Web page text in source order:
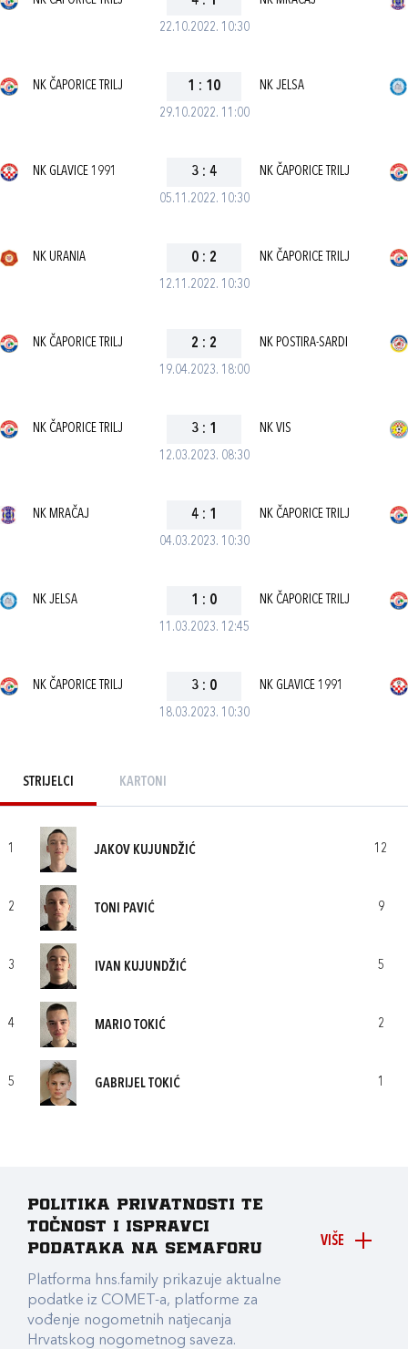
22.10.2022. 10:30
29.10.2022. 11:00
NK ČAPORICE TRILJ 1 : 10 NK JELSA
05.11.2022. 10:30
NK GLAVICE 1991 3 : 4 NK ČAPORICE TRILJ
12.11.2022. 10:30
NK URANIA 0 : 2 NK ČAPORICE TRILJ
19.04.2023. 18:00
NK ČAPORICE TRILJ 2 : 2 NK POSTIRA-SARDI
12.03.2023. 08:30
NK ČAPORICE TRILJ 3 : 1 NK VIS
04.03.2023. 10:30
NK MRAČAJ 4 : 1 NK ČAPORICE TRILJ
11.03.2023. 12:45
NK JELSA 1 : 0 NK ČAPORICE TRILJ
18.03.2023. 10:30
NK ČAPORICE TRILJ 3 : 0 NK GLAVICE 1991
STRIJELCI KARTONI
1 JAKOV KUJUNDŽIĆ 12
2 TONI PAVIĆ 9
3 IVAN KUJUNDŽIĆ 5
4 MARIO TOKIĆ 2
5 GABRIJEL TOKIĆ 1
VIŠE
Politika privatnosti te
točnost i ispravci
podataka na Semaforu
Platforma hns.family prikazuje aktualne
podatke iz COMET-a, platforme za
vođenje nogometnih natjecanja
Hrvatskog nogometnog saveza.